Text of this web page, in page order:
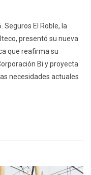
Seguros El Roble, la
presentó su nueva
que reafirma su
Bi y proyecta
necesidades actuales